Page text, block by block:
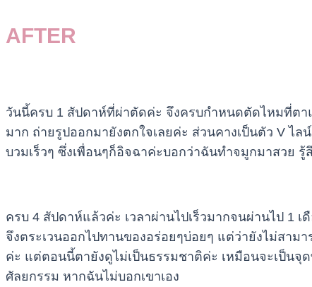
AFTER
วันนี้ครบ 1 สัปดาห์ที่ผ่าตัดค่ะ จึงครบกำหนดตัดไหมที่ตา
มาก ถ่ายรูปออกมายังตกใจเลยค่ะ ส่วนคางเป็นตัว V ไ
บวมเร็วๆ ซึ่งเพื่อนๆก็อิจฉาค่ะบอกว่าฉันทำจมูกมาสวย รู้
ครบ 4 สัปดาห์แล้วค่ะ เวลาผ่านไปเร็วมากจนผ่านไป 1
จึงตระเวนออกไปทานของอร่อยๆบ่อยๆ แต่ว่ายังไม่สา
ค่ะ แต่ตอนนี้ตายังดูไม่เป็นธรรมชาติค่ะ เหมือนจะเป็นจุ
ศัลยกรรม หากฉันไม่บอกเขาเอง